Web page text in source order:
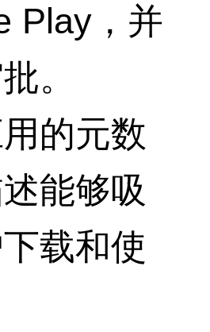
Play，并
。
的元数
能够吸
载和使